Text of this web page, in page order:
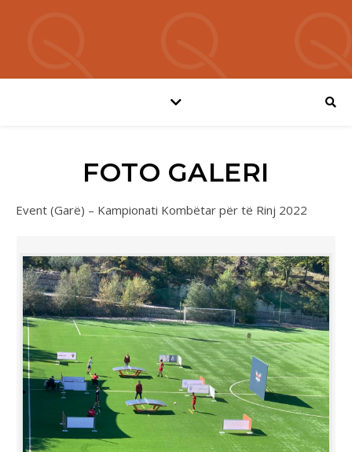
FOTO GALERI
Event (Garë) – Kampionati Kombëtar për të Rinj 2022